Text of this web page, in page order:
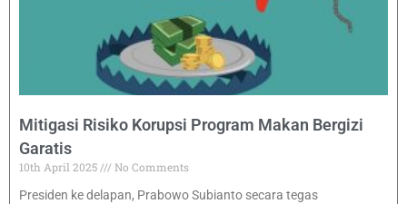
Mitigasi Risiko Korupsi Program Makan Bergizi
Garatis
10th April 2025
No Comments
Presiden ke delapan, Prabowo Subianto secara tegas